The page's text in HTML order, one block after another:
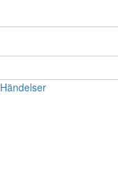
Händelser